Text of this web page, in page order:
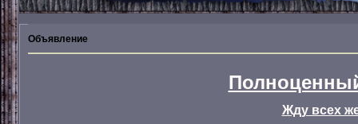
Объявление
Жду всех